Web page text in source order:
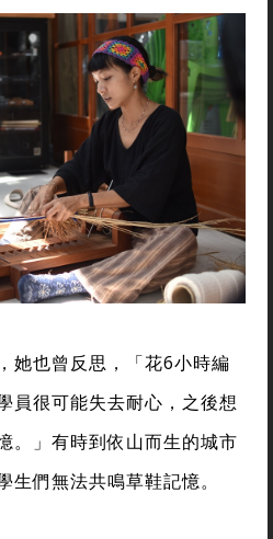
她也曾反思，「花6小時編
員很可能失去耐心，之後想
。」有時到依山而生的城市
們無法共鳴草鞋記憶。